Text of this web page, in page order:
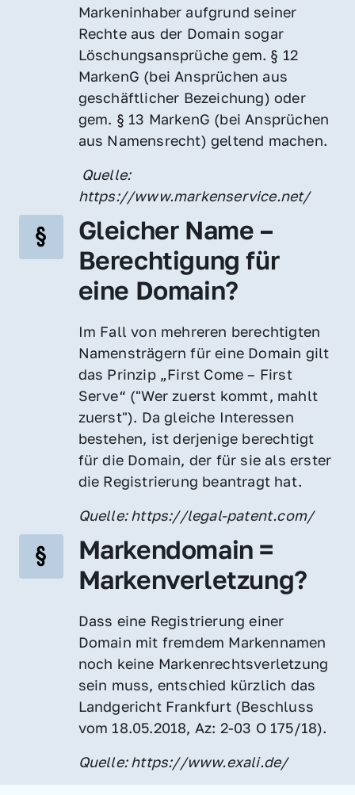
Markeninhaber aufgrund seiner
Rechte aus der Domain sogar
Löschungsansprüche gem. § 12
MarkenG (bei Ansprüchen aus
geschäftlicher Bezeichung) oder
gem. § 13 MarkenG (bei Ansprüchen
aus Namensrecht) geltend machen.
https://www.markenservice.net/
Gleicher Name –
Berechtigung für
eine Domain?
Im Fall von mehreren berechtigten
Namensträgern für eine Domain gilt
das Prinzip „First Come – First
Serve“ ("Wer zuerst kommt, mahlt
zuerst"). Da gleiche Interessen
bestehen, ist derjenige berechtigt
für die Domain, der für sie als erster
die Registrierung beantragt hat.
Quelle: https://legal-patent.com/
Markendomain =
Markenverletzung?
Dass eine Registrierung einer
Domain mit fremdem Markennamen
noch keine Markenrechtsverletzung
sein muss, entschied kürzlich das
Landgericht Frankfurt (Beschluss
vom 18.05.2018, Az: 2-03 O 175/18).
Quelle: https://www.exali.de/